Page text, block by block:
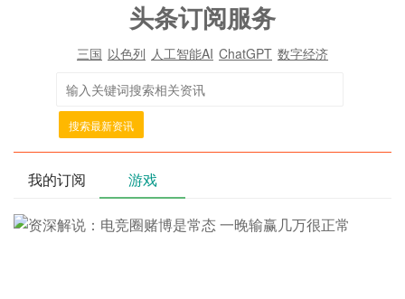
头条订阅服务
三国 以色列 人工智能AI ChatGPT 数字经济
搜索最新资讯
我的订阅 游戏